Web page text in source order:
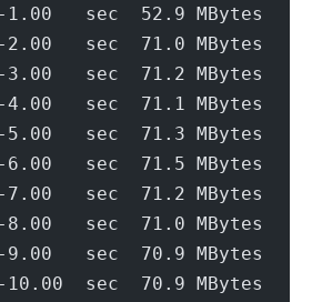
1.00   sec  52.9
2.00   sec  71.0
3.00   sec  71.2
4.00   sec  71.1
5.00   sec  71.3
6.00   sec  71.5
7.00   sec  71.2
8.00   sec  71.0
9.00   sec  70.9
10.00  sec  70.9